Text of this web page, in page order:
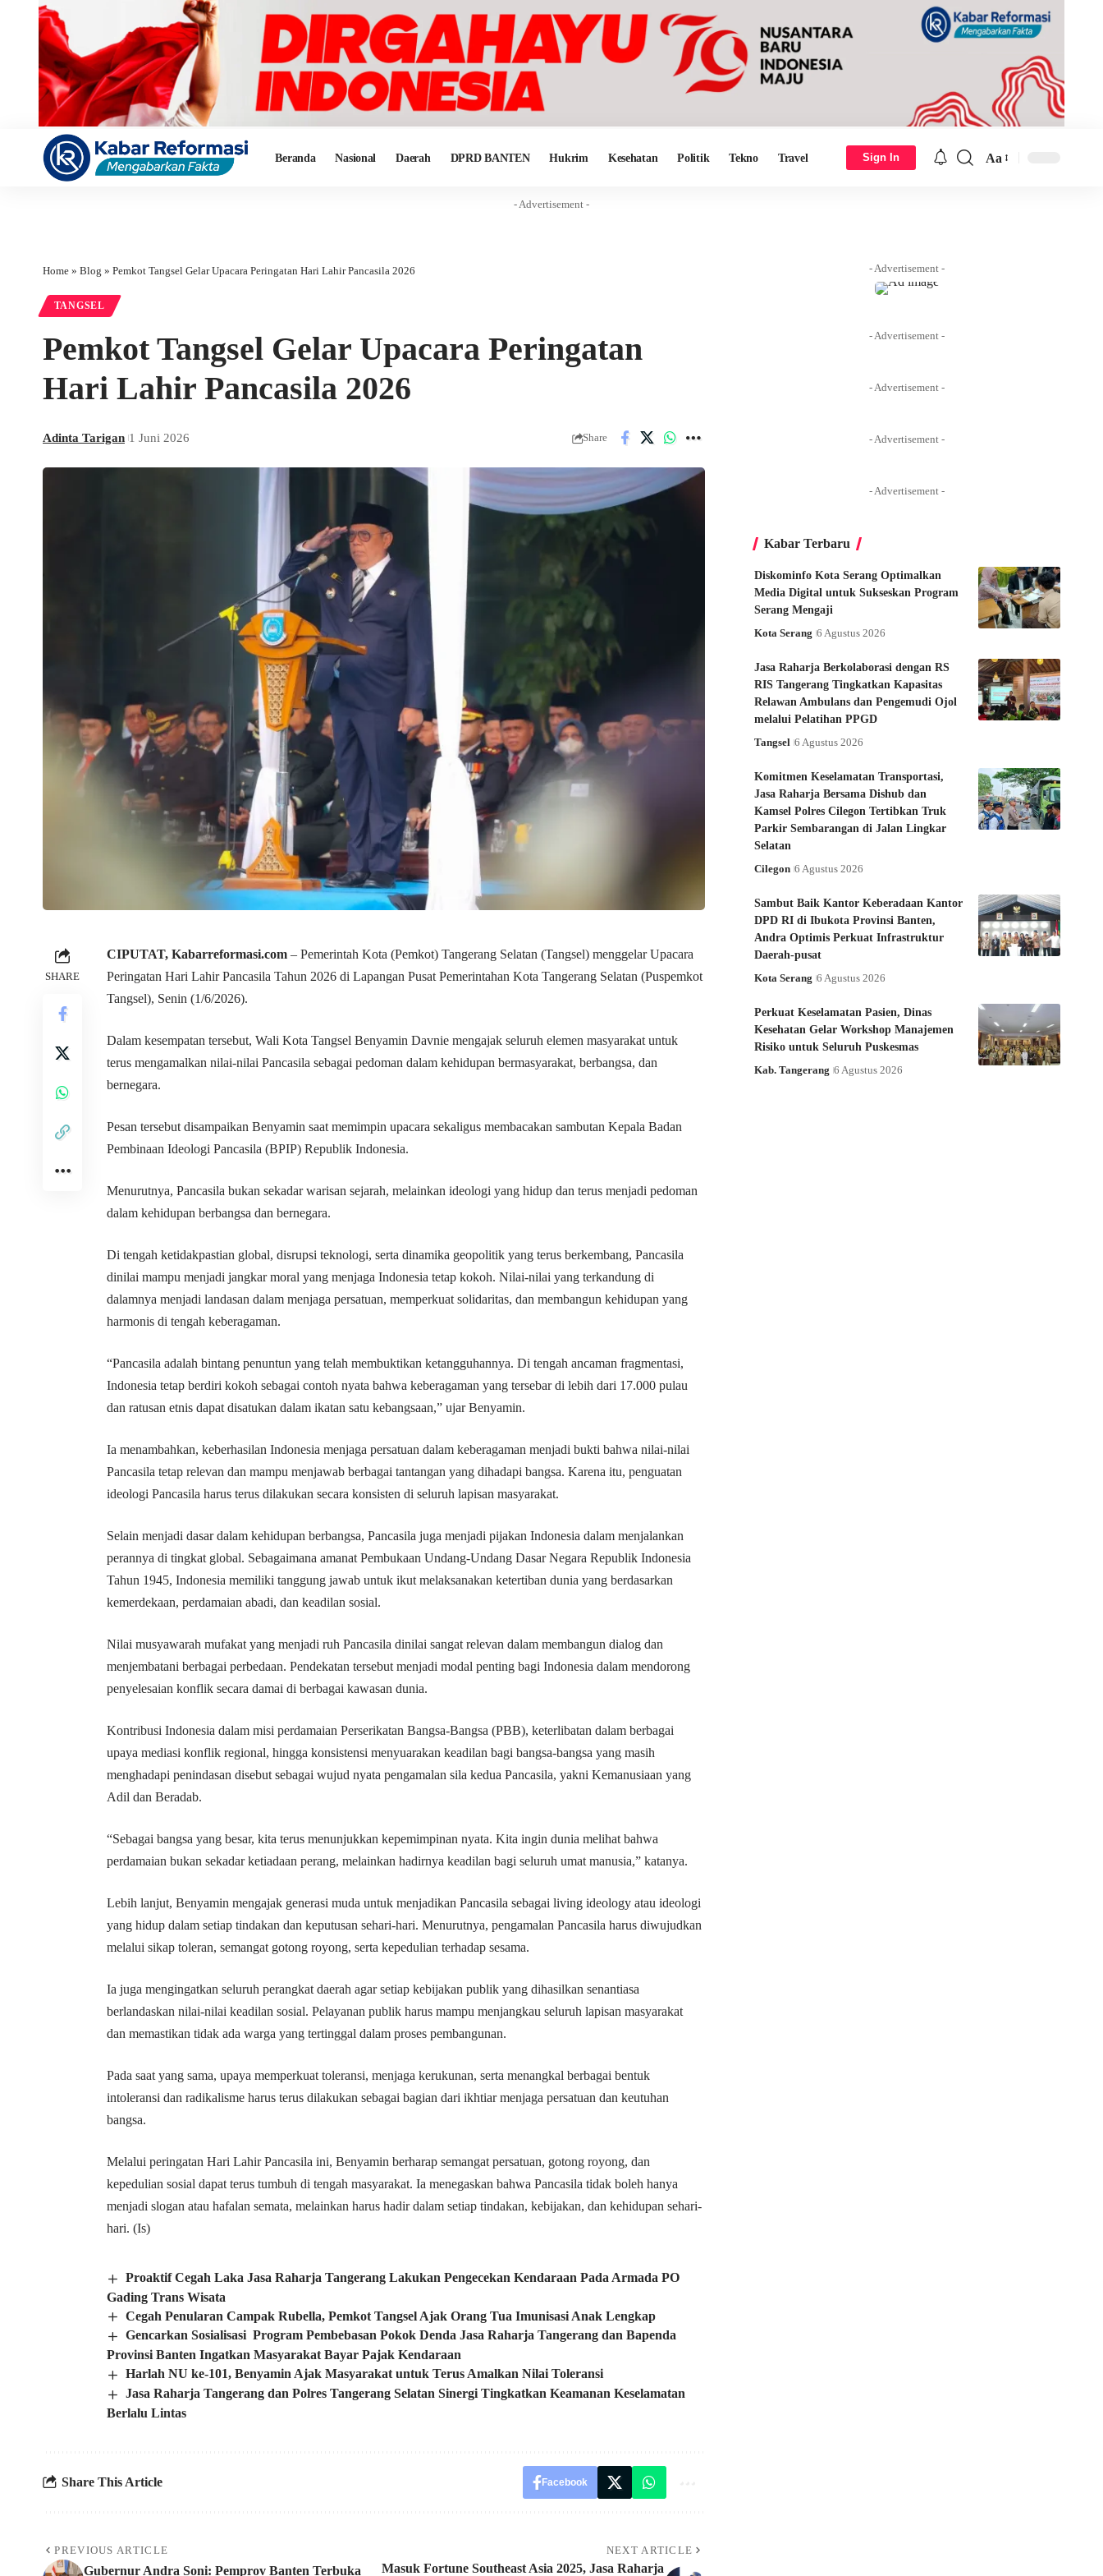
Beranda Nasional Daerah DPRD BANTEN Hukrim Kesehatan Politik Tekno Travel Sign In Aa
- Advertisement -
Home » Blog » Pemkot Tangsel Gelar Upacara Peringatan Hari Lahir Pancasila 2026
TANGSEL
Pemkot Tangsel Gelar Upacara Peringatan
Hari Lahir Pancasila 2026
Adinta Tarigan 1 Juni 2026 Share
SHARE
CIPUTAT, Kabarreformasi.com – Pemerintah Kota (Pemkot) Tangerang Selatan (Tangsel) menggelar Upacara
Peringatan Hari Lahir Pancasila Tahun 2026 di Lapangan Pusat Pemerintahan Kota Tangerang Selatan (Puspemkot
Tangsel), Senin (1/6/2026).
Dalam kesempatan tersebut, Wali Kota Tangsel Benyamin Davnie mengajak seluruh elemen masyarakat untuk
terus mengamalkan nilai-nilai Pancasila sebagai pedoman dalam kehidupan bermasyarakat, berbangsa, dan
bernegara.
Pesan tersebut disampaikan Benyamin saat memimpin upacara sekaligus membacakan sambutan Kepala Badan
Pembinaan Ideologi Pancasila (BPIP) Republik Indonesia.
Menurutnya, Pancasila bukan sekadar warisan sejarah, melainkan ideologi yang hidup dan terus menjadi pedoman
dalam kehidupan berbangsa dan bernegara.
Di tengah ketidakpastian global, disrupsi teknologi, serta dinamika geopolitik yang terus berkembang, Pancasila
dinilai mampu menjadi jangkar moral yang menjaga Indonesia tetap kokoh. Nilai-nilai yang terkandung di
dalamnya menjadi landasan dalam menjaga persatuan, memperkuat solidaritas, dan membangun kehidupan yang
harmonis di tengah keberagaman.
“Pancasila adalah bintang penuntun yang telah membuktikan ketangguhannya. Di tengah ancaman fragmentasi,
Indonesia tetap berdiri kokoh sebagai contoh nyata bahwa keberagaman yang tersebar di lebih dari 17.000 pulau
dan ratusan etnis dapat disatukan dalam ikatan satu kebangsaan,” ujar Benyamin.
Ia menambahkan, keberhasilan Indonesia menjaga persatuan dalam keberagaman menjadi bukti bahwa nilai-nilai
Pancasila tetap relevan dan mampu menjawab berbagai tantangan yang dihadapi bangsa. Karena itu, penguatan
ideologi Pancasila harus terus dilakukan secara konsisten di seluruh lapisan masyarakat.
Selain menjadi dasar dalam kehidupan berbangsa, Pancasila juga menjadi pijakan Indonesia dalam menjalankan
perannya di tingkat global. Sebagaimana amanat Pembukaan Undang-Undang Dasar Negara Republik Indonesia
Tahun 1945, Indonesia memiliki tanggung jawab untuk ikut melaksanakan ketertiban dunia yang berdasarkan
kemerdekaan, perdamaian abadi, dan keadilan sosial.
Nilai musyawarah mufakat yang menjadi ruh Pancasila dinilai sangat relevan dalam membangun dialog dan
menjembatani berbagai perbedaan. Pendekatan tersebut menjadi modal penting bagi Indonesia dalam mendorong
penyelesaian konflik secara damai di berbagai kawasan dunia.
Kontribusi Indonesia dalam misi perdamaian Perserikatan Bangsa-Bangsa (PBB), keterlibatan dalam berbagai
upaya mediasi konflik regional, hingga konsistensi menyuarakan keadilan bagi bangsa-bangsa yang masih
menghadapi penindasan disebut sebagai wujud nyata pengamalan sila kedua Pancasila, yakni Kemanusiaan yang
Adil dan Beradab.
“Sebagai bangsa yang besar, kita terus menunjukkan kepemimpinan nyata. Kita ingin dunia melihat bahwa
perdamaian bukan sekadar ketiadaan perang, melainkan hadirnya keadilan bagi seluruh umat manusia,” katanya.
Lebih lanjut, Benyamin mengajak generasi muda untuk menjadikan Pancasila sebagai living ideology atau ideologi
yang hidup dalam setiap tindakan dan keputusan sehari-hari. Menurutnya, pengamalan Pancasila harus diwujudkan
melalui sikap toleran, semangat gotong royong, serta kepedulian terhadap sesama.
Ia juga mengingatkan seluruh perangkat daerah agar setiap kebijakan publik yang dihasilkan senantiasa
berlandaskan nilai-nilai keadilan sosial. Pelayanan publik harus mampu menjangkau seluruh lapisan masyarakat
dan memastikan tidak ada warga yang tertinggal dalam proses pembangunan.
Pada saat yang sama, upaya memperkuat toleransi, menjaga kerukunan, serta menangkal berbagai bentuk
intoleransi dan radikalisme harus terus dilakukan sebagai bagian dari ikhtiar menjaga persatuan dan keutuhan
bangsa.
Melalui peringatan Hari Lahir Pancasila ini, Benyamin berharap semangat persatuan, gotong royong, dan
kepedulian sosial dapat terus tumbuh di tengah masyarakat. Ia menegaskan bahwa Pancasila tidak boleh hanya
menjadi slogan atau hafalan semata, melainkan harus hadir dalam setiap tindakan, kebijakan, dan kehidupan sehari-
hari. (Is)
Proaktif Cegah Laka Jasa Raharja Tangerang Lakukan Pengecekan Kendaraan Pada Armada PO
Gading Trans Wisata
Cegah Penularan Campak Rubella, Pemkot Tangsel Ajak Orang Tua Imunisasi Anak Lengkap
Gencarkan Sosialisasi Program Pembebasan Pokok Denda Jasa Raharja Tangerang dan Bapenda
Provinsi Banten Ingatkan Masyarakat Bayar Pajak Kendaraan
Harlah NU ke-101, Benyamin Ajak Masyarakat untuk Terus Amalkan Nilai Toleransi
Jasa Raharja Tangerang dan Polres Tangerang Selatan Sinergi Tingkatkan Keamanan Keselamatan
Berlalu Lintas
Share This Article Facebook
PREVIOUS ARTICLE
Gubernur Andra Soni: Pemprov Banten Terbuka
NEXT ARTICLE
Masuk Fortune Southeast Asia 2025, Jasa Raharja
- Advertisement -
- Advertisement -
- Advertisement -
- Advertisement -
- Advertisement -
Kabar Terbaru
Diskominfo Kota Serang Optimalkan
Media Digital untuk Sukseskan Program
Serang Mengaji
Kota Serang 6 Agustus 2026
Jasa Raharja Berkolaborasi dengan RS
RIS Tangerang Tingkatkan Kapasitas
Relawan Ambulans dan Pengemudi Ojol
melalui Pelatihan PPGD
Tangsel 6 Agustus 2026
Komitmen Keselamatan Transportasi,
Jasa Raharja Bersama Dishub dan
Kamsel Polres Cilegon Tertibkan Truk
Parkir Sembarangan di Jalan Lingkar
Selatan
Cilegon 6 Agustus 2026
Sambut Baik Kantor Keberadaan Kantor
DPD RI di Ibukota Provinsi Banten,
Andra Optimis Perkuat Infrastruktur
Daerah-pusat
Kota Serang 6 Agustus 2026
Perkuat Keselamatan Pasien, Dinas
Kesehatan Gelar Workshop Manajemen
Risiko untuk Seluruh Puskesmas
Kab. Tangerang 6 Agustus 2026